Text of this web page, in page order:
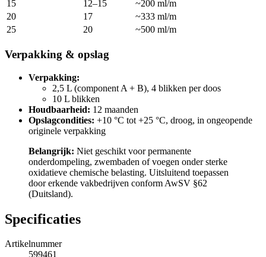
15
12–15
~200 ml/m
20
17
~333 ml/m
25
20 ~500 ml/m
Verpakking & opslag
Verpakking:
2,5 L (component A + B), 4 blikken per doos
10 L blikken
Houdbaarheid: 12 maanden
Opslagcondities: +10 °C tot +25 °C, droog, in ongeopende
originele verpakking
Belangrijk: Niet geschikt voor permanente
onderdompeling, zwembaden of voegen onder sterke
oxidatieve chemische belasting. Uitsluitend toepassen
door erkende vakbedrijven conform AwSV §62
(Duitsland).
Specificaties
Artikelnummer
599461